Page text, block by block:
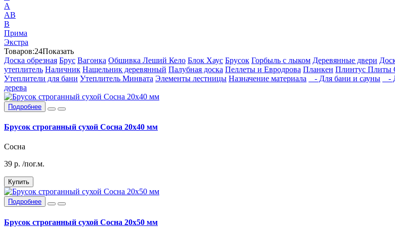
А
АВ
В
Прима
Экстра
Товаров:24Показать
Доска обрезная Брус Вагонка Обшивка Леший Кело Блок Хаус Брусок Горбыль с лыком Деревянные двери
утеплитель Наличник Нащельник деревянный Палубная доска Пеллеты и Евродрова Планкен Плинтус Плиты
Утеплители для бани Утеплитель Минвата Элементы лестницы Назначение материала - Для бани и сауны -
дерева
Подробнее
Брусок строганный сухой Сосна 20х40 мм
Сосна
39 р. /пог.м.
Купить
Подробнее
Брусок строганный сухой Сосна 20х50 мм